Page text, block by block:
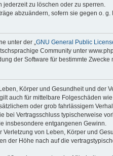
zu löschen oder zu sperren.
abzuändern, sofern sie gegen o.
unter der „GNU General Public
Community unter
der Software für bestimmte
Körper und Gesundheit und
auch für mittelbare Folgeschäden
oder grob fahrlässigem
bei Vertragsschluss typischerweise
insbesondere entgangenen Gewinn.
von Leben, Körper und
der Höhe nach auf die